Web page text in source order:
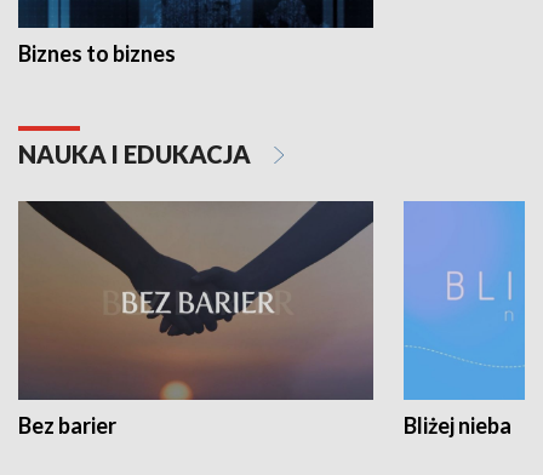
Biznes to biznes
NAUKA I EDUKACJA
Bez barier Bliżej nieba